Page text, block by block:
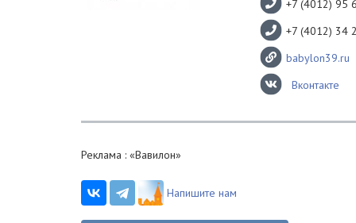
+7 (4012) 95
+7 (4012) 34
babylon39.ru
Вконтакте
Реклама : «Вавилон»
Напишите нам